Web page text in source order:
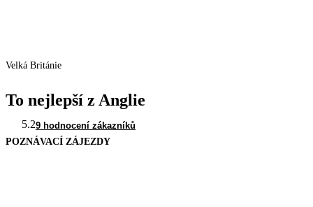
Velká Británie
To nejlepší z Anglie
5.29 hodnocení zákazníků
POZNÁVACÍ ZÁJEZDY